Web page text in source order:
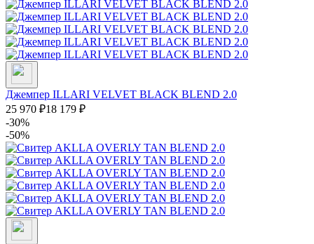
Джемпер ILLARI VELVET BLACK BLEND 2.0
25 970 ₽18 179 ₽
-30%
-50%